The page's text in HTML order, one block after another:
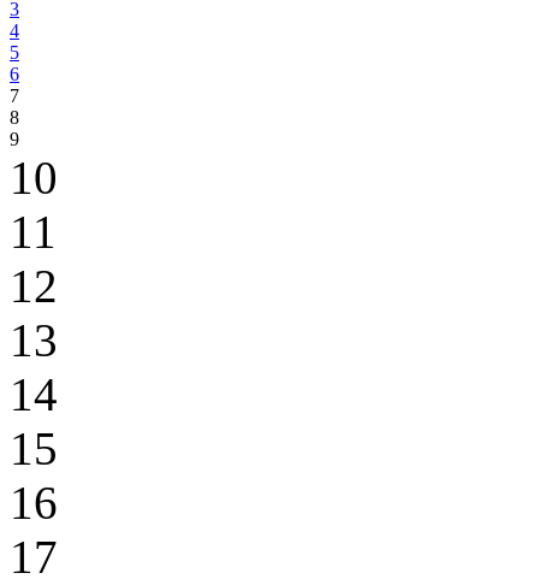
3
4
5
6
7
8
9
10
11
12
13
14
15
16
17